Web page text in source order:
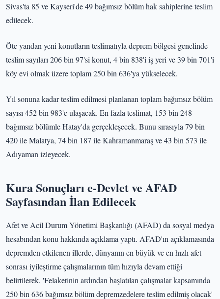
Sivas'ta 85 ve Kayseri'de 49 bağımsız bölüm hak sahiplerine teslim
edilecek.
Öte yandan yeni konutların teslimatıyla deprem bölgesi genelinde
teslim sayıları 206 bin 97'si konut, 4 bin 838'i iş yeri ve 39 bin 701'i
köy evi olmak üzere toplam 250 bin 636'ya yükselecek.
Yıl sonuna kadar teslim edilmesi planlanan toplam bağımsız bölüm
sayısı 452 bin 983'e ulaşacak. En fazla teslimat, 153 bin 248
bağımsız bölümle Hatay'da gerçekleşecek. Bunu sırasıyla 79 bin
420 ile Malatya, 74 bin 187 ile Kahramanmaraş ve 43 bin 573 ile
Adıyaman izleyecek.
Kura Sonuçları e-Devlet ve AFAD
Sayfasından İlan Edilecek
Afet ve Acil Durum Yönetimi Başkanlığı (AFAD) da sosyal medya
hesabından konu hakkında açıklama yaptı. AFAD'ın açıklamasında
depremden etkilenen illerde, dünyanın en büyük ve en hızlı afet
sonrası iyileştirme çalışmalarının tüm hızıyla devam ettiği
belirtilerek, 'Felaketinin ardından başlatılan çalışmalar kapsamında
250 bin 636 bağımsız bölüm depremzedelere teslim edilmiş olacak'